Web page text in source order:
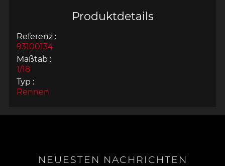
Produktdetails
Referenz :
93100134
Maßtab :
1/18
Typ :
Rennen
NEUESTEN NACHRICHTEN